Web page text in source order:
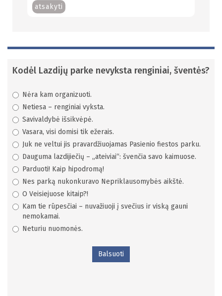
atsakyti
Kodėl Lazdijų parke nevyksta renginiai, šventės?
Nėra kam organizuoti.
Netiesa – renginiai vyksta.
Savivaldybė išsikvėpė.
Vasara, visi domisi tik ežerais.
Juk ne veltui jis pravardžiuojamas Pasienio fiestos parku.
Dauguma lazdijiečių – „ateiviai“: švenčia savo kaimuose.
Parduoti! Kaip hipodromą!
Nes parką nukonkuravo Nepriklausomybės aikštė.
O Veisiejuose kitaip?!
Kam tie rūpesčiai – nuvažiuoji į svečius ir viską gauni
nemokamai.
Neturiu nuomonės.
Balsuoti